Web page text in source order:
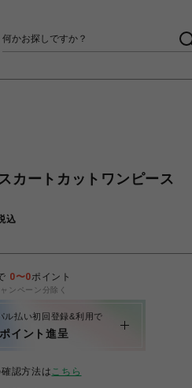
カートカットワンピース
込
0〜0ポイント
ンペーン分除く
ル払い初回登録&利用で
イント進呈
認方法はこちら